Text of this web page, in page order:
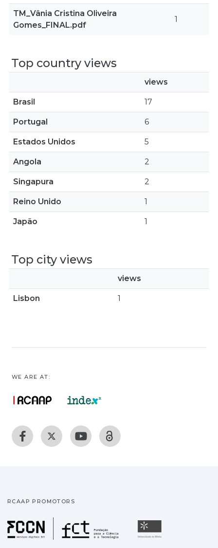
TM_Vânia Cristina Oliveira
Gomes_FINAL.pdf
1
Top country views
views
Brasil 17
Portugal 6
Estados Unidos 5
Angola 2
Singapura 2
Reino Unido 1
Japão 1
Top city views
views
Lisbon 1
WE ARE AT:
RCAAP PROMOTORS
Fundação para a